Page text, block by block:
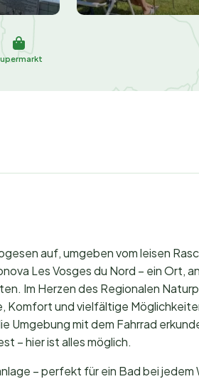
auf, umgeben vom leisen
Les Vosges du Nord – ein Ort,
Im Herzen des Regionalen
Komfort und vielfältige
Umgebung mit dem Fahrrad
– hier ist alles möglich.
– perfekt für ein Bad bei jedem